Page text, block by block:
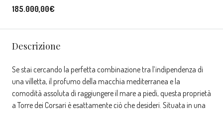
185.000,00€
Descrizione
Se stai cercando la perfetta combinazione tra l’indipendenza di
una villetta, il profumo della macchia mediterranea e la
comodità assoluta di raggiungere il mare a piedi, questa proprietà
a Torre dei Corsari è esattamente ciò che desideri. Situata in una